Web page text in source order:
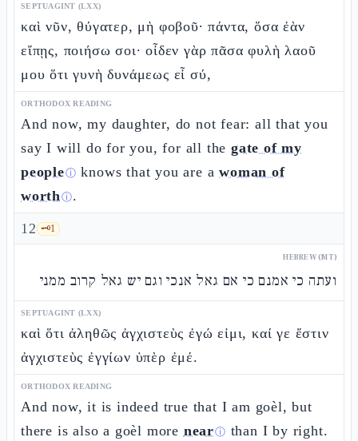
SEPTUAGINT (LXX)
καὶ νῦν, θύγατερ, μὴ φοβοῦ· πάντα, ὅσα ἐὰν
εἴπῃς, ποιήσω σοι· οἶδεν γὰρ πᾶσα φυλὴ λαοῦ
μου ὅτι γυνὴ δυνάμεως εἶ σύ,
ORTHODOX READING
And now, my daughter, do not fear: all that you
say I will do for you, for all thegate of my
peopleⓘ knows that you are awoman of
worthⓘ.
12 🗝️1
HEBREW (MT)
ועתה כי אמנם כי אם גאל אנכי וגם יש גאל קרוב ממני
SEPTUAGINT (LXX)
καὶ ὅτι ἀληθῶς ἀγχιστεὺς ἐγώ εἰμι, καί γε ἔστιν
ἀγχιστεὺς ἐγγίων ὑπὲρ ἐμέ.
ORTHODOX READING
And now, it is indeed true that I am goèl, but
there is also a goèl more nearⓘ than I by right.